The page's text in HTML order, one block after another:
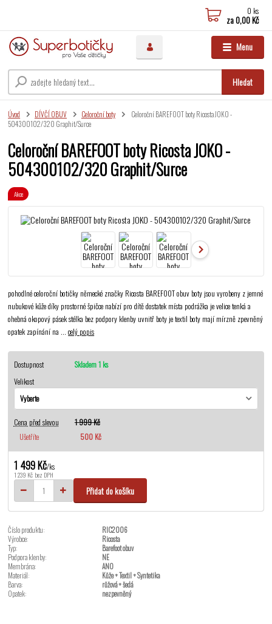
Menu
Hledat
0 ks
za0,00 Kč
Úvod DÍVČÍ OBUV Celoroční boty
Celoroční BAREFOOT boty Ricosta JOKO -
504300102/320 Graphit/Surce
Celoroční BAREFOOT boty Ricosta JOKO -
504300102/320 Graphit/Surce
Akce
pohodlné celoroční botičky německé značky Ricosta BAREFOOT obuv boty jsou vyrobeny z jemné
nubukové kůže díky prostorné špičce nabízí pro dítě dostatek místa podrážka je velice tenká a
ohebná okopový pásek stélka bez podpory klenby uvnitř boty je textil boty mají mírzně zpevněný
opatek zapínání na ...celý popis
Dostupnost
Skladem 1 ks
Velikost
Cena před slevou
1 999 Kč
Ušetříte
500 Kč
1 499 Kč/ks
1 239 Kč bez DPH
Přidat do košíku
Číslo produktu:
RIC2006
Výrobce:
Ricosta
Typ:
Barefoot obuv
Podpora klenby:
NE
Membrána:
ANO
Materiál:
Kůže + Textil + Syntetika
Barva:
růžová + šedá
Opatek:
nezpevněný